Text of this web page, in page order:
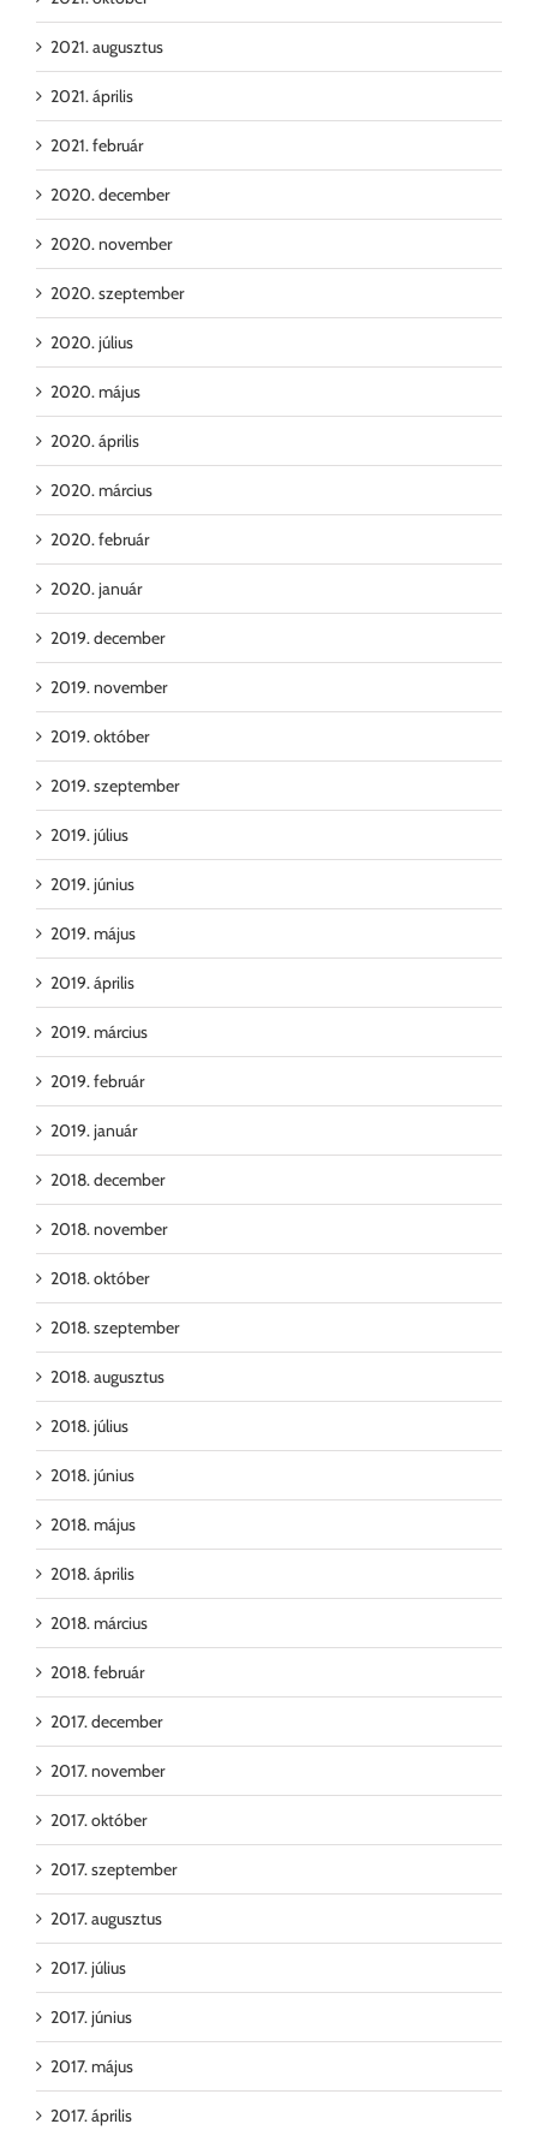
2021. augusztus
2021. április
2021. február
2020. december
2020. november
2020. szeptember
2020. július
2020. május
2020. április
2020. március
2020. február
2020. január
2019. december
2019. november
2019. október
2019. szeptember
2019. július
2019. június
2019. május
2019. április
2019. március
2019. február
2019. január
2018. december
2018. november
2018. október
2018. szeptember
2018. augusztus
2018. július
2018. június
2018. május
2018. április
2018. március
2018. február
2017. december
2017. november
2017. október
2017. szeptember
2017. augusztus
2017. július
2017. június
2017. május
2017. április